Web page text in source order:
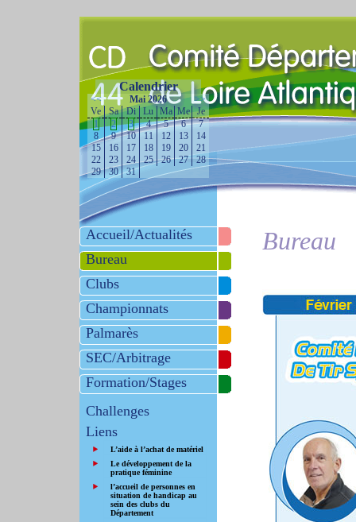
Calendrier
<< Mai 2026
>>
Ve
Sa Di Lu Ma Me
Je
1
2 3 4 5 6
7
8
9 10 11 12 13
14
15
16 17 18 19 20
21
22
23 24 25 26 27
28
29
30 31
Accueil/Actualités
Bureau
Clubs
Championnats
Palmarès
SEC/Arbitrage
Formation/Stages
Challenges
Liens
L’aide à l’achat de matériel
Le développement de la
pratique féminine
l’accueil de personnes en
situation de handicap au
sein des clubs du
Département
Bureau